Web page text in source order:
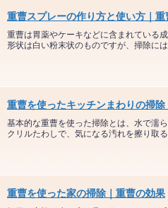
重曹スプレーの作り方と使い方｜重
重曹は胃薬やケーキなどに含まれている
形状は白い粉末状のものですが、掃除には
重曹を使ったキッチンまわりの掃
基本的な重曹を使った掃除とは、水で濡
クリルたわしで、気になる汚れを擦り取る
重曹を使った家の掃除｜重曹の効果